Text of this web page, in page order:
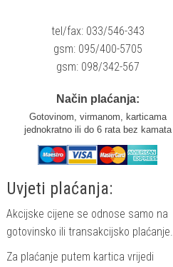
tel/fax: 033/546-343
gsm: 095/400-5705
gsm: 098/342-567
Način plaćanja:
Gotovinom, virmanom, karticama
jednokratno ili do 6 rata bez kamata
Uvjeti plaćanja:
Akcijske cijene se odnose samo na
gotovinsko ili transakcijsko plaćanje.
Za plaćanje putem kartica vrijedi